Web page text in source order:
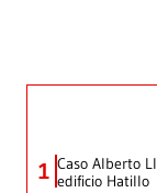
1 Caso Alberto
edificio Hatillo